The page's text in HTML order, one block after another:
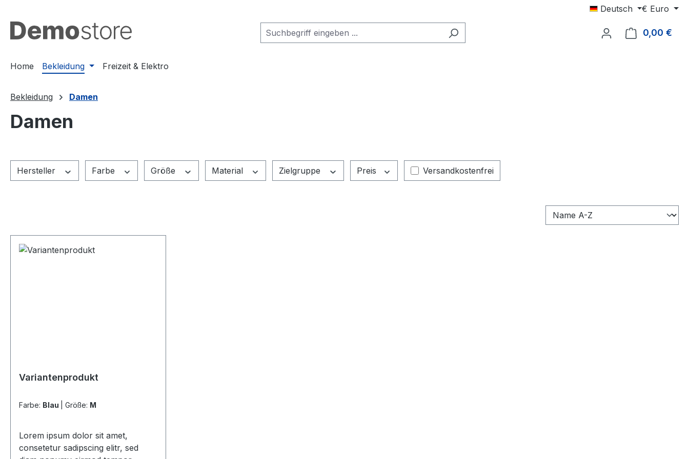
Deutsch € Euro
0,00 €
Home Bekleidung Freizeit & Elektro
Bekleidung Damen
Damen
Hersteller Farbe Größe Material Zielgruppe Preis Filter hinzufügen: Versandkostenfrei
Versandkostenfrei
Variantenprodukt
Farbe: Blau Größe: M
Lorem ipsum dolor sit amet,
consetetur sadipscing elitr, sed